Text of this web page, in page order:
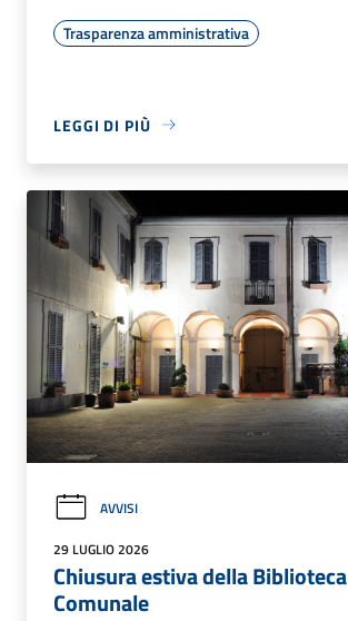
Trasparenza amministrativa
LEGGI DI PIÙ
AVVISI
29 LUGLIO 2026
Chiusura estiva della Biblioteca
Comunale